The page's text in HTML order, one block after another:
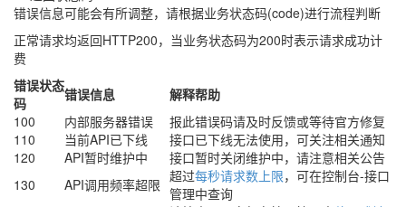
错误信息可能会有所调整，请根据业务状态码(code)进行流程判断
正常请求均返回HTTP200，当业务状态码为200时表示请求成功计
费
错误状态
码
错误信息
解释帮助
100
内部服务器错误
报此错误码请及时反馈或等待官方修复
110
当前API已下线
接口已下线无法使用，可关注相关通知
120
API暂时维护中
接口暂时关闭维护中，请注意相关公告
130
API调用频率超限 超过每秒请求数上限，可在控制台-接口
管理中查询